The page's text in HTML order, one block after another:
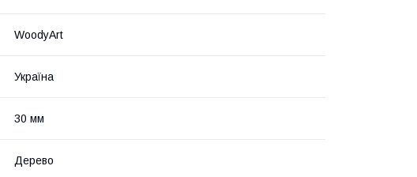
WoodyArt
Україна
30 мм
Дерево